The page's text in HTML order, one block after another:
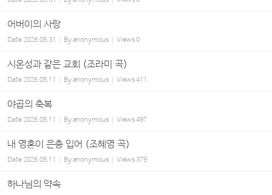
어버이의 사랑
Date2026.05.31 Byanonymous Views0
시온성과 같은 교회 (조라미 곡)
Date2026.05.11 Byanonymous Views411
야곱의 축복
Date2026.05.11 Byanonymous Views497
내 영혼이 은총 입어 (조혜영 곡)
Date2026.05.11 Byanonymous Views379
하나님의 약속